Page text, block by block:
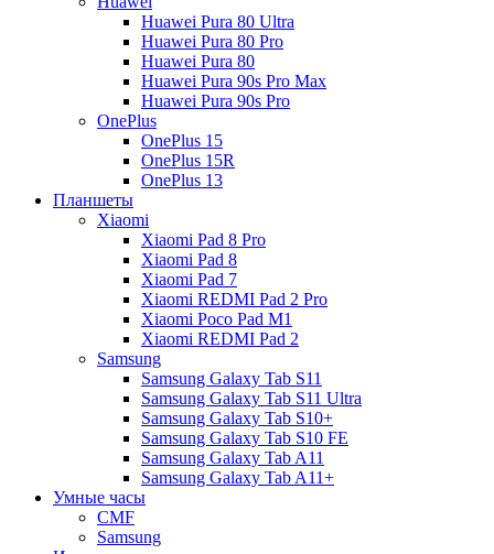
Huawei Pura 80 Ultra
Huawei Pura 80 Pro
Huawei Pura 80
Huawei Pura 90s Pro Max
Huawei Pura 90s Pro
OnePlus
OnePlus 15
OnePlus 15R
OnePlus 13
Планшеты
Xiaomi
Xiaomi Pad 8 Pro
Xiaomi Pad 8
Xiaomi Pad 7
Xiaomi REDMI Pad 2 Pro
Xiaomi Poco Pad M1
Xiaomi REDMI Pad 2
Samsung
Samsung Galaxy Tab S11
Samsung Galaxy Tab S11 Ultra
Samsung Galaxy Tab S10+
Samsung Galaxy Tab S10 FE
Samsung Galaxy Tab A11
Samsung Galaxy Tab A11+
Умные часы
CMF
Samsung